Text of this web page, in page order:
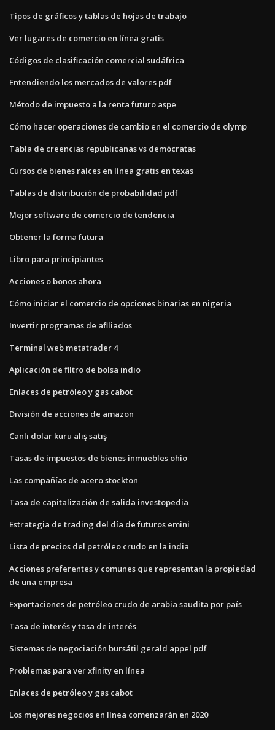
Tipos de gráficos y tablas de hojas de trabajo
Ver lugares de comercio en línea gratis
Códigos de clasificación comercial sudáfrica
Entendiendo los mercados de valores pdf
Método de impuesto a la renta futuro aspe
Cómo hacer operaciones de cambio en el comercio de olymp
Tabla de creencias republicanas vs demócratas
Cursos de bienes raíces en línea gratis en texas
Tablas de distribución de probabilidad pdf
Mejor software de comercio de tendencia
Obtener la forma futura
Libro para principiantes
Acciones o bonos ahora
Cómo iniciar el comercio de opciones binarias en nigeria
Invertir programas de afiliados
Terminal web metatrader 4
Aplicación de filtro de bolsa indio
Enlaces de petróleo y gas cabot
División de acciones de amazon
Canlı dolar kuru alış satış
Tasas de impuestos de bienes inmuebles ohio
Las compañías de acero stockton
Tasa de capitalización de salida investopedia
Estrategia de trading del día de futuros emini
Lista de precios del petróleo crudo en la india
Acciones preferentes y comunes que representan la propiedad
de una empresa
Exportaciones de petróleo crudo de arabia saudita por país
Tasa de interés y tasa de interés
Sistemas de negociación bursátil gerald appel pdf
Problemas para ver xfinity en línea
Enlaces de petróleo y gas cabot
Los mejores negocios en línea comenzarán en 2020